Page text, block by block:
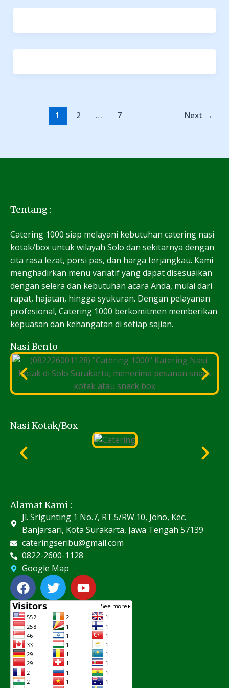
1 2 … 7 Next →
Tentang :
Catering 1000 siap melayani kebutuhan catering nasi
kotak/box untuk wilayah Solo dan sekitarnya dengan
cita rasa lezat, porsi pas, dan harga terjangkau. Kami
menghadirkan menu variatif yang dapat disesuaikan
dengan selera dan kebutuhan acara Anda, mulai dari
rapat, hajatan, hingga syukuran. Dengan pelayanan
profesional, Catering 1000 berkomitmen memberikan
kepuasan dan kehangatan di setiap sajian.
Nasi Bento
Nasi Kotak/Box
Alamat Kami :
Jl. Srigunting 1 No.7, RT.5/RW.10, Joho, Kec.
Banjarsari, Kota Surakarta, Jawa Tengah 57139
cateringseribu@gmail.com
0822-2600-1128
Google Map
F
a
c
e
b
o
o
k
T
w
i
t
t
e
r
Y
o
u